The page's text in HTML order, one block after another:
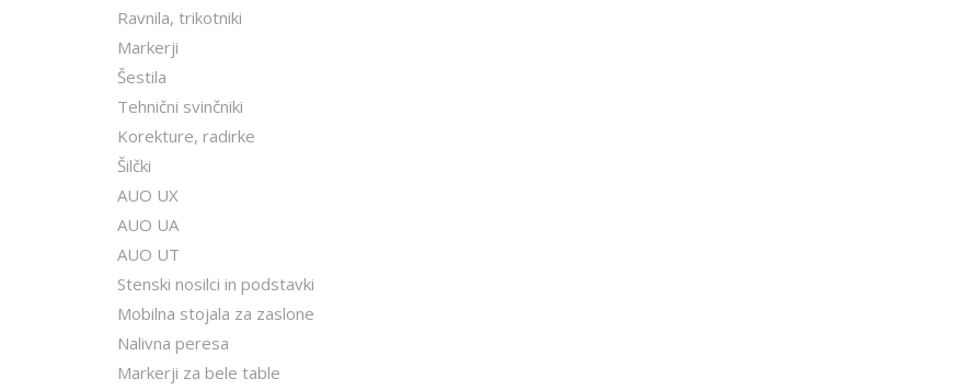
Ravnila, trikotniki
Markerji
Šestila
Tehnični svinčniki
Korekture, radirke
Šilčki
AUO UX
AUO UA
AUO UT
Stenski nosilci in podstavki
Mobilna stojala za zaslone
Nalivna peresa
Markerji za bele table